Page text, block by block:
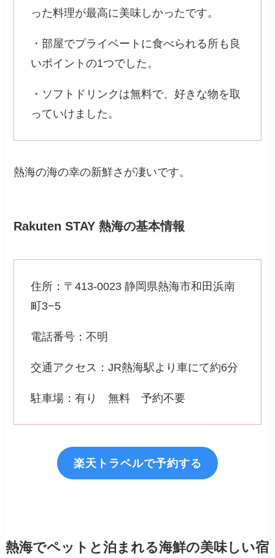
った料理が最高に美味しかったです。
・部屋でプライベートに食べられる所も良
いポイントの1つでした。
・ソフトドリンクは無料で、好きな物を取
っていけました。
熱海の海の幸の新鮮さが凄いです。
Rakuten STAY 熱海の基本情報
住所：〒413-0023 静岡県熱海市和田浜南
町3−5
電話番号：不明
交通アクセス：JR熱海駅より車にて約6分
駐車場：有り 無料 予約不要
楽天トラベルで予約する
熱海でペットと泊まれる海鮮の美味しい宿